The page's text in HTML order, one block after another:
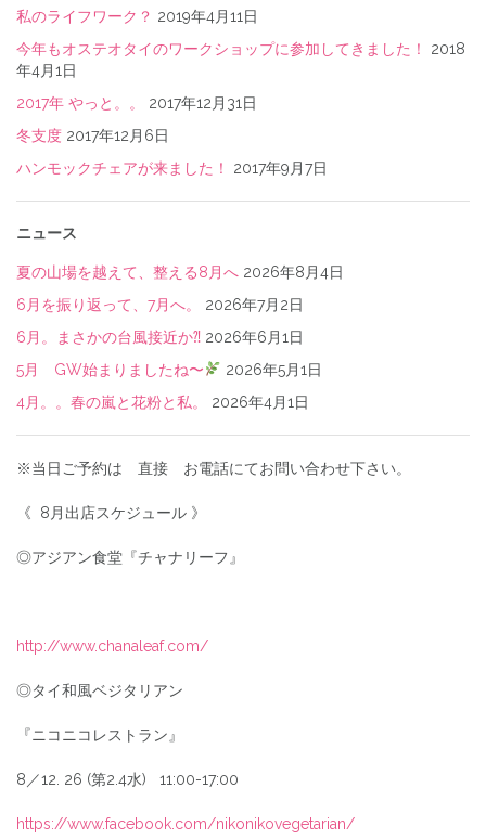
ナ
ビ
ゲ
ー
シ
ョ
ン
私のライフワーク？ 2019年4月11日
今年もオステオタイのワークショップに参加してきました！
2018
年4月1日
2017年 やっと。。
2017年12月31日
冬支度 2017年12月6日
ハンモックチェアが来ました！
2017年9月7日
ニュース
夏の山場を越えて、整える8月へ 2026年8月4日
6月を振り返って、7月へ。
2026年7月2日
6月。まさかの台風接近か⁈ 2026年6月1日
5月 GW始まりましたね〜
2026年5月1日
4月。。春の嵐と花粉と私。
2026年4月1日
※当日ご予約は 直接 お電話にてお問い合わせ下さい。
《 8月出店スケジュール 》
◎アジアン食堂『チャナリーフ』
http://www.chanaleaf.com/
◎タイ和風ベジタリアン
『ニコニコレストラン』
8／12. 26 (第2.4水) 11:00-17:00
https://www.facebook.com/nikonikovegetarian/